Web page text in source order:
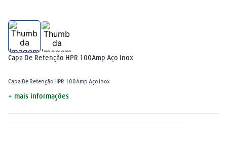
Capa De Retenção HPR 100Amp Aço Inox
Capa De Retenção HPR 100Amp Aço Inox
+ mais informações
9º plasma
10 extensão